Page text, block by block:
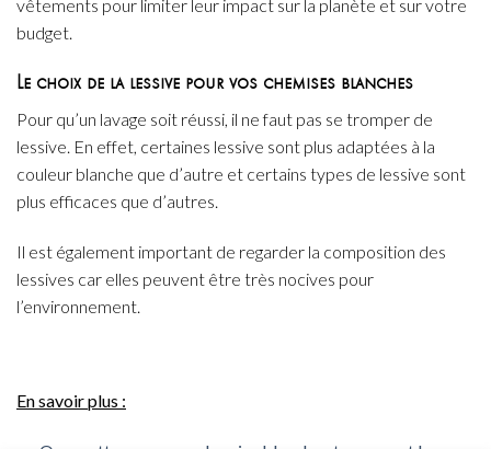
vêtements pour limiter leur impact sur la planète et sur votre
budget.
Le choix de la lessive pour vos chemises blanches
Pour qu’un lavage soit réussi, il ne faut pas se tromper de
lessive. En effet, certaines lessive sont plus adaptées à la
couleur blanche que d’autre et certains types de lessive sont
plus efficaces que d’autres.
Il est également important de regarder la composition des
lessives car elles peuvent être très nocives pour
l’environnement.
En savoir plus :